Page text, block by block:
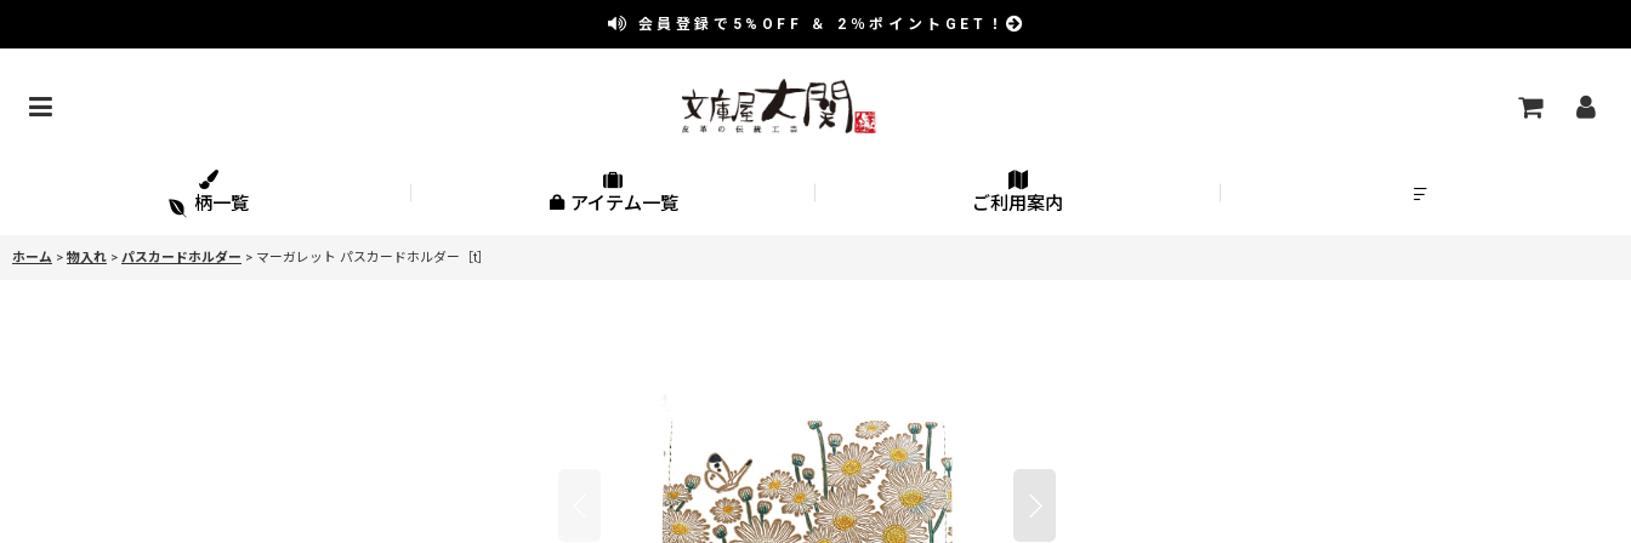
会員登録で 5%OFF ＆ 2％ポイントGET！
柄一覧 アイテム一覧 ご利用案内
ホーム > 物入れ > パスカードホルダー > マーガレット パスカードホルダー［t］